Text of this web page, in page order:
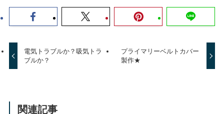
電気トラブルか？吸気トラ
ブルか？
プライマリーベルトカバー
製作★
関連記事